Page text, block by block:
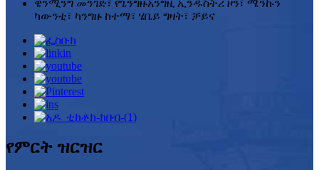
ዌንሚንግ መንገድ፣ የጌንግዙአንግዚ ኢንዱስትሪ ዞን፣ ሜንኩን
ካውንቲ፣ ካንግዙ ከተማ፣ ሄቤይ ግዛት፣ ቻይና
የምርት ዝርዝር